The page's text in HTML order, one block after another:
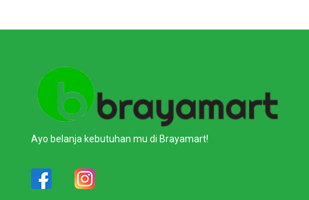
Ayo belanja kebutuhan mu di Brayamart!